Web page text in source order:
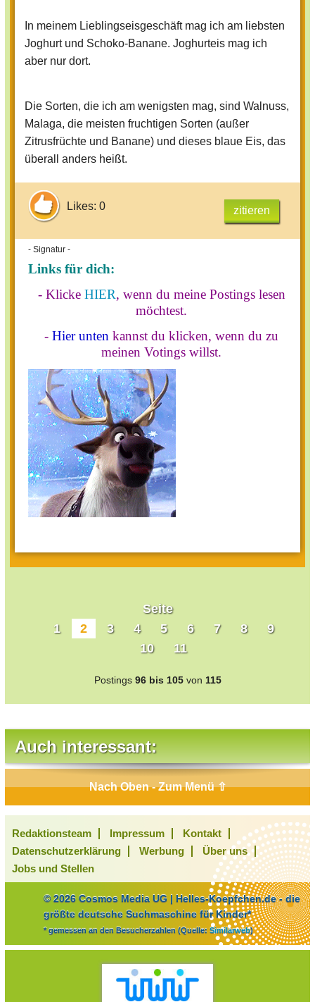
In meinem Lieblingseisgeschäft mag ich am liebsten
Joghurt und Schoko-Banane. Joghurteis mag ich
aber nur dort.
Die Sorten, die ich am wenigsten mag, sind Walnuss,
Malaga, die meisten fruchtigen Sorten (außer
Zitrusfrüchte und Banane) und dieses blaue Eis, das
überall anders heißt.
Likes: 0 zitieren
- Signatur -
Links für dich:
- Klicke HIER, wenn du meine Postings lesen
möchtest.
- Hier unten kannst du klicken, wenn du zu
meinen Votings willst.
Seite
1
2 3 4 5 6 7 8
9
10
11
Postings 96 bis 105von 115
Auch interessant:
Nach Oben - Zum Menü ⇧
Redaktionsteam Impressum
Kontakt
Datenschutzerklärung
Werbung
Über uns
Jobs und Stellen
© 2026 Cosmos Media UG | Helles-Koepfchen.de - die
größte deutsche Suchmaschine für Kinder*
* gemessen an den Besucherzahlen (Quelle: Similarweb)